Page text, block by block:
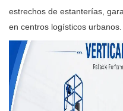
estrechos de estanterías,
en centros logísticos urbanos.